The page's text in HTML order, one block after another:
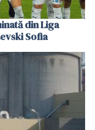
din Liga
Sofia